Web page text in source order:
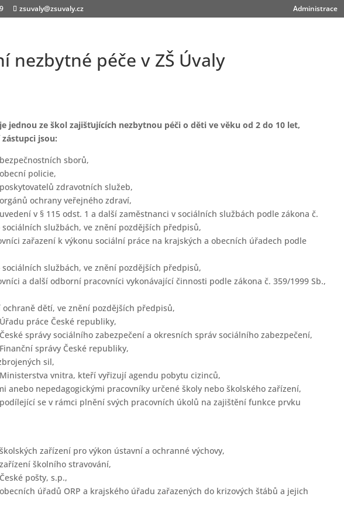
zsuvaly@zsuvaly.cz Administrace
nezbytné péče v ZŠ Úvaly
je jednou ze škol zajišťujících nezbytnou péči o děti ve věku od 2 do 10 let,
jsou:
sborů,
policie,
zdravotních služeb,
ochrany veřejného zdraví,
v § 115 odst. 1 a další zaměstnanci v sociálních službách podle zákona č.
sociálních službách, ve znění pozdějších předpisů,
zařazení k výkonu sociální práce na krajských a obecních úřadech podle
sociálních službách, ve znění pozdějších předpisů,
a další odborní pracovníci vykonávající činnosti podle zákona č. 359/1999 Sb.,
dětí, ve znění pozdějších předpisů,
práce České republiky,
správy sociálního zabezpečení a okresních správ sociálního zabezpečení,
správy České republiky,
sil,
vnitra, kteří vyřizují agendu pobytu cizinců,
anebo nepedagogickými pracovníky určené školy nebo školského zařízení,
se v rámci plnění svých pracovních úkolů na zajištění funkce prvku
zařízení pro výkon ústavní a ochranné výchovy,
školního stravování,
pošty, s.p.,
úřadů ORP a krajského úřadu zařazených do krizových štábů a jejich